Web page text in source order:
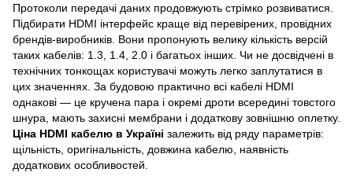
Протоколи передачі даних продовжують стрімко розвиватися.
Підбирати HDMI інтерфейс краще від перевірених, провідних
брендів-виробників. Вони пропонують велику кількість версій
таких кабелів: 1.3, 1.4, 2.0 і багатьох інших. Чи не досвідчені в
технічних тонкощах користувачі можуть легко заплутатися в
цих значеннях. За будовою практично всі кабелі HDMI
однакові — це кручена пара і окремі дроти всередині товстого
шнура, мають захисні мембрани і додаткову зовнішню оплетку.
Ціна HDMI кабелю в Україні залежить від ряду параметрів:
щільність, оригінальність, довжина кабелю, наявність
додаткових особливостей.